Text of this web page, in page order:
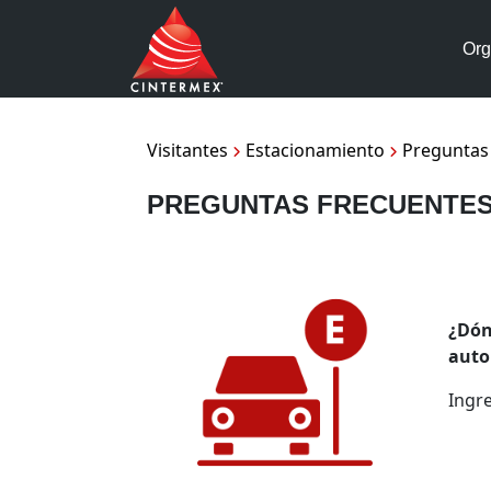
Visitantes Estacionamiento
PREGUNTAS